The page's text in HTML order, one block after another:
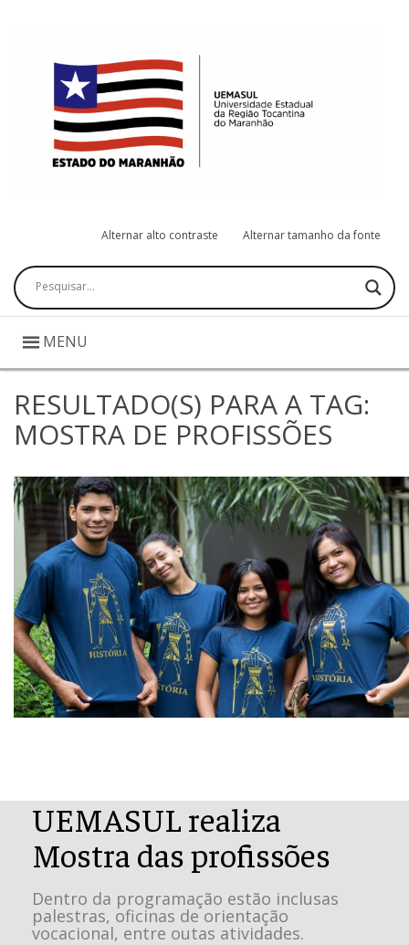
Alternar alto contraste Alternar tamanho da fonte
Pesquisar
MENU
RESULTADO(S) PARA A TAG:
MOSTRA DE PROFISSÕES
UEMASUL realiza
Mostra das profissões
Dentro da programação estão inclusas
palestras, oficinas de orientação
vocacional, entre outas atividades.